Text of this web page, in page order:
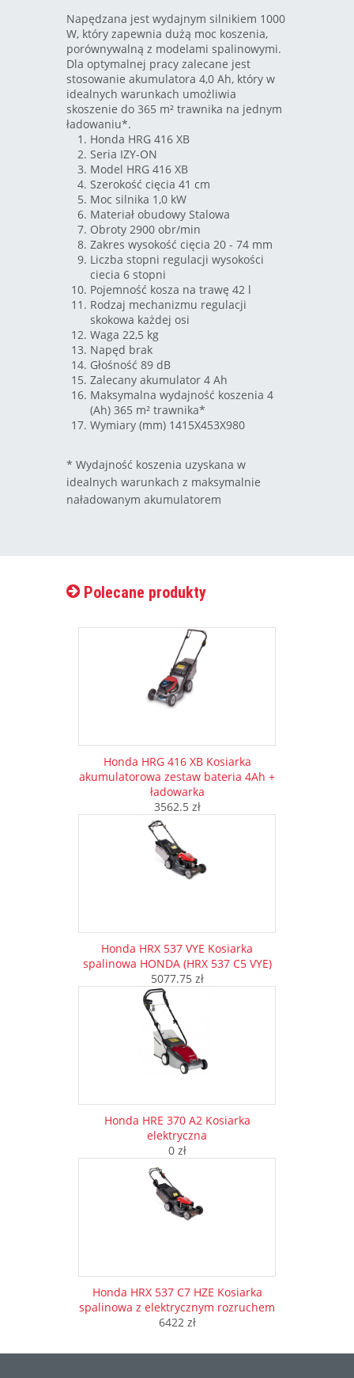
Napędzana jest wydajnym silnikiem 1000
W, który zapewnia dużą moc koszenia,
porównywalną z modelami spalinowymi.
Dla optymalnej pracy zalecane jest
stosowanie akumulatora 4,0 Ah, który w
idealnych warunkach umożliwia
skoszenie do 365 m² trawnika na jednym
ładowaniu*.
Honda HRG 416 XB
Seria IZY-ON
Model HRG 416 XB
Szerokość cięcia 41 cm
Moc silnika 1,0 kW
Materiał obudowy Stalowa
Obroty 2900 obr/min
Zakres wysokość cięcia 20 - 74 mm
Liczba stopni regulacji wysokości
ciecia 6 stopni
Pojemność kosza na trawę 42 l
Rodzaj mechanizmu regulacji
skokowa każdej osi
Waga 22,5 kg
Napęd brak
Głośność 89 dB
Zalecany akumulator 4 Ah
Maksymalna wydajność koszenia 4
(Ah) 365 m² trawnika*
Wymiary (mm) 1415X453X980
* Wydajność koszenia uzyskana w
idealnych warunkach z maksymalnie
naładowanym akumulatorem
Polecane produkty
Honda HRG 416 XB Kosiarka
akumulatorowa zestaw bateria 4Ah +
ładowarka
3562.5 zł
Honda HRX 537 VYE Kosiarka
spalinowa HONDA (HRX 537 C5 VYE)
5077.75 zł
Honda HRE 370 A2 Kosiarka
elektryczna
0 zł
Honda HRX 537 C7 HZE Kosiarka
spalinowa z elektrycznym rozruchem
6422 zł